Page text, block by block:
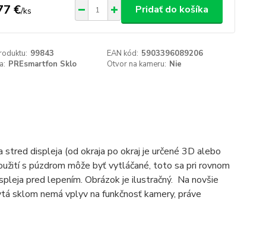
€/ks Pridať do košíka
99843 EAN kód: 5903396089206
PREsmartfon Sklo Otvor na kameru: Nie
stred displeja (od okraja po okraj je určené 3D alebo
s púzdrom môže byť vytláčané, toto sa pri rovnom
pred lepením. Obrázok je ilustračný. Na novšie
sklom nemá vplyv na funkčnosť kamery, práve